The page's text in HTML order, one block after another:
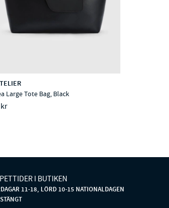
Large Tote Bag, Black
I BUTIKEN
11-18, LÖRD 10-15 NATIONALDAGEN